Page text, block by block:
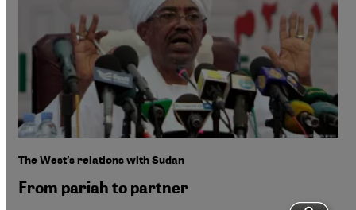
The West′s relations with Sudan
From pariah to partner